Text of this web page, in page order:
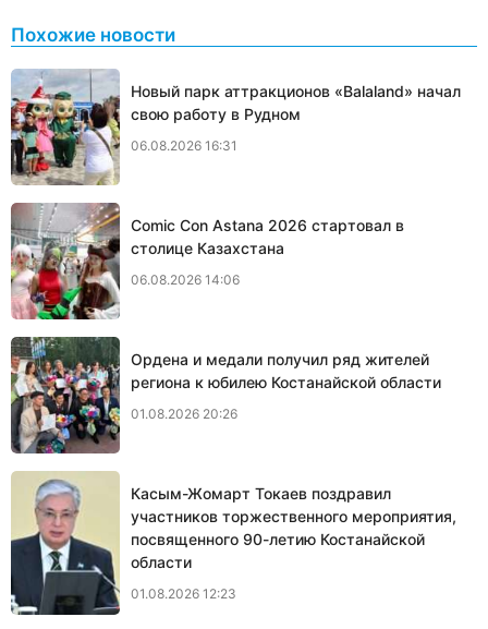
Похожие новости
Новый парк аттракционов «Balaland» начал
свою работу в Рудном
06.08.2026 16:31
Comic Con Astana 2026 стартовал в
столице Казахстана
06.08.2026 14:06
Ордена и медали получил ряд жителей
региона к юбилею Костанайской области
01.08.2026 20:26
Касым-Жомарт Токаев поздравил
участников торжественного мероприятия,
посвященного 90-летию Костанайской
области
01.08.2026 12:23